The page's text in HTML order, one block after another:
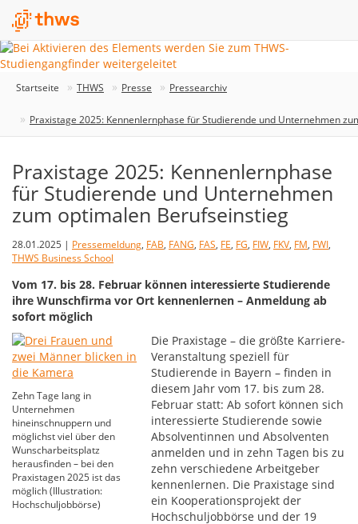
Startseite THWS Presse Pressearchiv
Praxistage 2025: Kennenlernphase für Studierende und Unternehmen
Praxistage 2025: Kennenlernphase
für Studierende und Unternehmen
zum optimalen Berufseinstieg
28.01.2025 | Pressemeldung, FAB, FANG, FAS, FE, FG, FIW, FKV, FM, FWI,
THWS Business School
Vom 17. bis 28. Februar können interessierte Studierende
ihre Wunschfirma vor Ort kennenlernen – Anmeldung ab
sofort möglich
Zehn Tage lang in
Unternehmen
hineinschnuppern und
möglichst viel über den
Wunscharbeitsplatz
herausfinden – bei den
Praxistagen 2025 ist das
möglich (Illustration:
Hochschuljobbörse)
Die Praxistage – die größte Karriere-
Veranstaltung speziell für
Studierende in Bayern – finden in
diesem Jahr vom 17. bis zum 28.
Februar statt: Ab sofort können sich
interessierte Studierende sowie
Absolventinnen und Absolventen
anmelden und in zehn Tagen bis zu
zehn verschiedene Arbeitgeber
kennenlernen. Die Praxistage sind
ein Kooperationsprojekt der
Hochschuljobbörse und der 19